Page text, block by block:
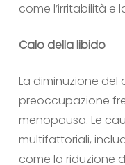
come l’irritabilità
Calo della libido
La diminuzione del
preoccupazione
menopausa. Le
multifattoriali,
come la riduzione